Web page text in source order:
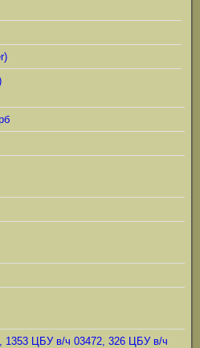
1353 ЦБУ в/ч 03472, 326 ЦБУ в/ч